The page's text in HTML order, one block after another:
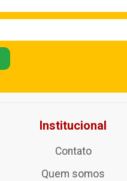
Institucional
Contato
Quem somos